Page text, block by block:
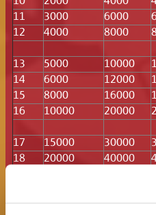
11
3000 6000
12
4000 8000
13 5000 10000
14
6000 12000
15
8000 16000
16
10000 20000
17 15000 30000
18
20000 40000